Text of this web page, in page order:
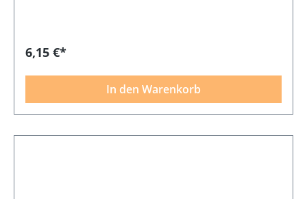
6,15 €*
In den Warenkorb